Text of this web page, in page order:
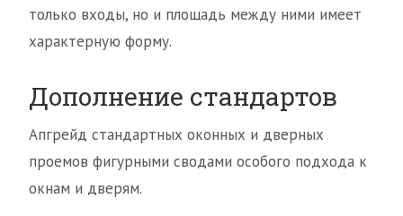
только входы, но и площадь между ними имеет
характерную форму.
Дополнение стандартов
Апгрейд стандартных оконных и дверных
проемов фигурными сводами особого подхода к
окнам и дверям.